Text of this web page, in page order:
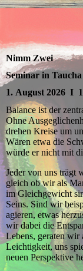
Nimm Zwei
Seminar in Taucha
1. August 2026 I
Balance ist der
Ohne
drehen Kreise um
Wären etwa die
würde er nicht mit
Jeder von uns trägt
gleich ob wir als
im Gleichgewicht
Seins. Sind wir
agieren, etwas
wir dabei die
Lebens, geraten wir
Leichtigkeit, uns
neuen Perspektive